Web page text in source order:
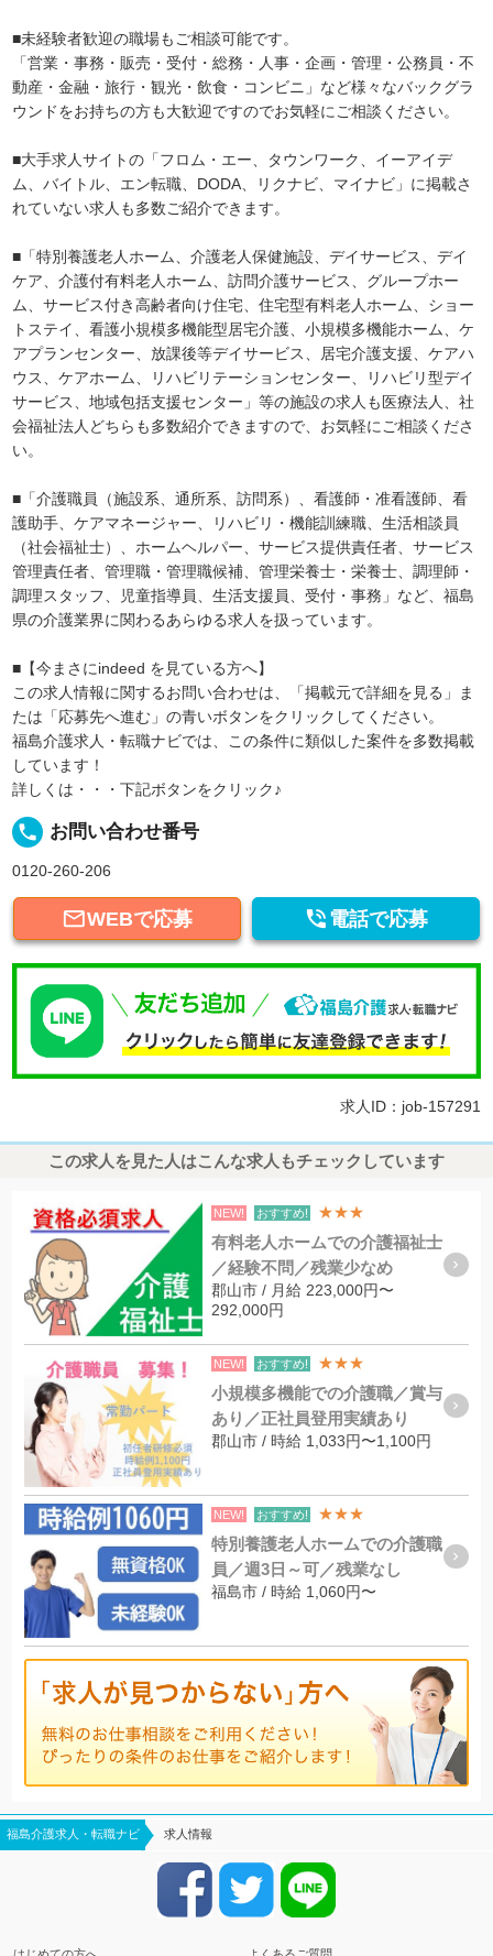
■未経験者歓迎の職場もご相談可能です。
「営業・事務・販売・受付・総務・人事・企画・管理・公務員・不
動産・金融・旅行・観光・飲食・コンビニ」など様々なバックグラ
ウンドをお持ちの方も大歓迎ですのでお気軽にご相談ください。
■大手求人サイトの「フロム・エー、タウンワーク、イーアイデ
ム、バイトル、エン転職、DODA、リクナビ、マイナビ」に掲載さ
れていない求人も多数ご紹介できます。
■「特別養護老人ホーム、介護老人保健施設、デイサービス、デイ
ケア、介護付有料老人ホーム、訪問介護サービス、グループホー
ム、サービス付き高齢者向け住宅、住宅型有料老人ホーム、ショー
トステイ、看護小規模多機能型居宅介護、小規模多機能ホーム、ケ
アプランセンター、放課後等デイサービス、居宅介護支援、ケアハ
ウス、ケアホーム、リハビリテーションセンター、リハビリ型デイ
サービス、地域包括支援センター」等の施設の求人も医療法人、社
会福祉法人どちらも多数紹介できますので、お気軽にご相談くださ
い。
■「介護職員（施設系、通所系、訪問系）、看護師・准看護師、看
護助手、ケアマネージャー、リハビリ・機能訓練職、生活相談員
（社会福祉士）、ホームヘルパー、サービス提供責任者、サービス
管理責任者、管理職・管理職候補、管理栄養士・栄養士、調理師・
調理スタッフ、児童指導員、生活支援員、受付・事務」など、福島
県の介護業界に関わるあらゆる求人を扱っています。
■【今まさにindeed を見ている方へ】
この求人情報に関するお問い合わせは、「掲載元で詳細を見る」ま
たは「応募先へ進む」の青いボタンをクリックしてください。
福島介護求人・転職ナビでは、この条件に類似した案件を多数掲載
しています！
詳しくは・・・下記ボタンをクリック♪
local_phone お問い合わせ番号
0120-260-206
WEBで応募  電話で応募
求人ID：job-157291
この求人を見た人はこんな求人もチェックしています
NEW! おすすめ! ★★★
有料老人ホームでの介護福祉士
／経験不問／残業少なめ
郡山市 / 月給 223,000円〜
292,000円
NEW! おすすめ! ★★★
小規模多機能での介護職／賞与
あり／正社員登用実績あり
郡山市 / 時給 1,033円〜1,100円
NEW! おすすめ! ★★★
特別養護老人ホームでの介護職
員／週3日～可／残業なし
福島市 / 時給 1,060円〜
福島介護求人・転職ナビ 求人情報